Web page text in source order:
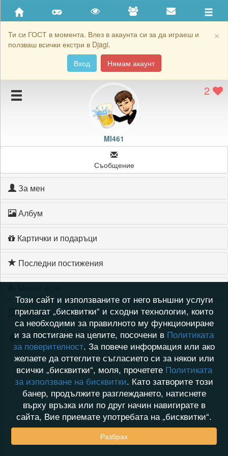
×
Ти си ГОСТ в момента. Влез в акаунта си за да играеш и
ползваш всички екстри в Djagi.
Вход
Нямам акаунт
Приятели
Хронология на игри
Подаръците на MI461 2
MI461
Съобщение
За мен
Албум
Картички и подаръци
Последни постижения
Хронология на игри
Активност
Този сайт и използваните от него външни услуги
прилагат „бисквитки“ и сходни технологии, които
са необходими за правилното му функциониране
и за постигане на целите, посочени в Политиката
за поверителност. За повече информация или ако
желаете да оттеглите съгласието си за някои или
всички „бисквитки“, моля, прочетете Политиката
за използване на бисквитки. Като затворите този
банер, продължите разглеждането, натиснете
върху връзка или по друг начин навигирате в
сайта, Вие приемате употребата на „бисквитки“.
Разбрах